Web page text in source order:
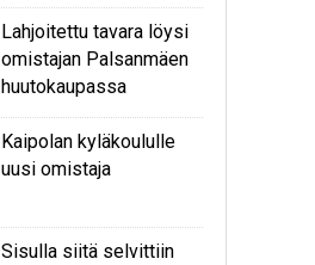
Lahjoitettu tavara löysi
omistajan Palsanmäen
huutokaupassa
Kaipolan kyläkoululle
uusi omistaja
Sisulla siitä selvittiin